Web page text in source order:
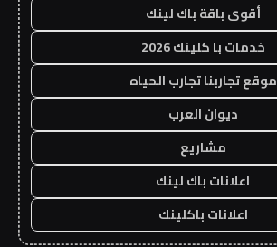
أقوى باقة باك لينك
خدمات با كلينك 2026
موقع تجاربنا تجارب الحياه
ديوان العرب
مشاريع
اعلانات باك لينك
اعلانات باكلينك